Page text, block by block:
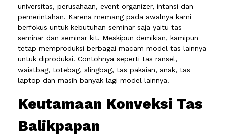
universitas, perusahaan, event organizer, intansi dan
pemerintahan. Karena memang pada awalnya kami
berfokus untuk kebutuhan seminar saja yaitu tas
seminar dan seminar kit. Meskipun demikian, kamipun
tetap memproduksi berbagai macam model tas lainnya
untuk diproduksi. Contohnya seperti tas ransel,
waistbag, totebag, slingbag, tas pakaian, anak, tas
laptop dan masih banyak lagi model lainnya.
Keutamaan Konveksi Tas
Balikpapan